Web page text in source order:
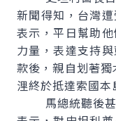
新聞得知，台灣
表示，平日幫助
力量，表達支持
款後，親自划著
浬終於抵達索國本
馬總統聽後甚